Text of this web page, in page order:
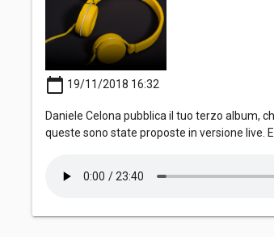
calendar_today 19/11/2018 16:32
Daniele Celona pubblica il tuo terzo album,
queste sono state proposte in versione live.